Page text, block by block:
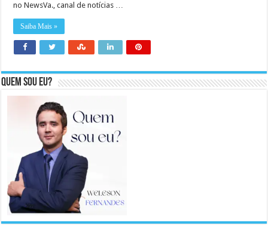
no NewsVa., canal de notícias …
Saiba Mais »
Quem sou eu?